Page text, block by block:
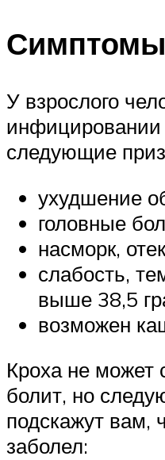
У взрослого
инфицировании
следующие
ухудшение
головные
насморк,
слабость,
выше 38,5
возможен
Кроха не может
болит, но
подскажут вам,
заболел: